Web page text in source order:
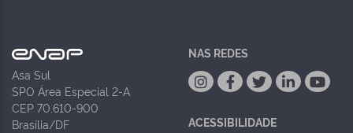
Asa Sul
SPO Área Especial 2-A
CEP 70.610-900
Brasília/DF
NAS REDES
ACESSIBILIDADE